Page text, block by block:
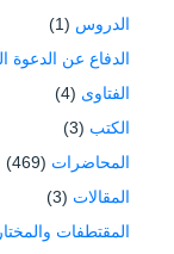
الدروس (1)
الدفاع عن الدعوة
الفتاوى (4)
الكتب (3)
المحاضرات (469)
المقالات (3)
المقتطفات